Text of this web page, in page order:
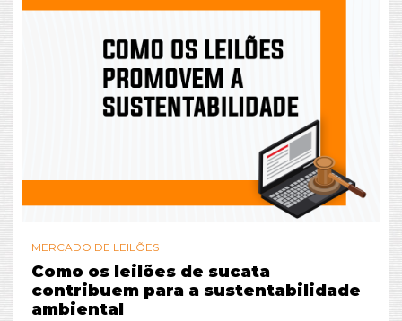
MERCADO DE LEILÕES
Como os leilões de sucata
contribuem para a sustentabilidade
ambiental